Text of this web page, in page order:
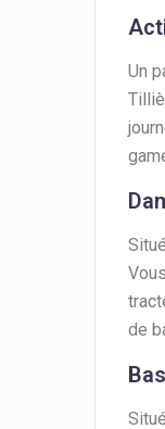
Un
de